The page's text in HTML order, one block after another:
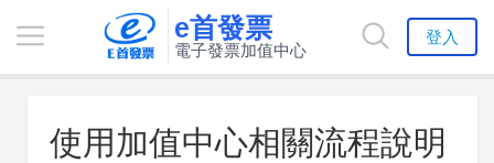
e首發票
電子發票加值中心
登入
使用加值中心相關流程說明